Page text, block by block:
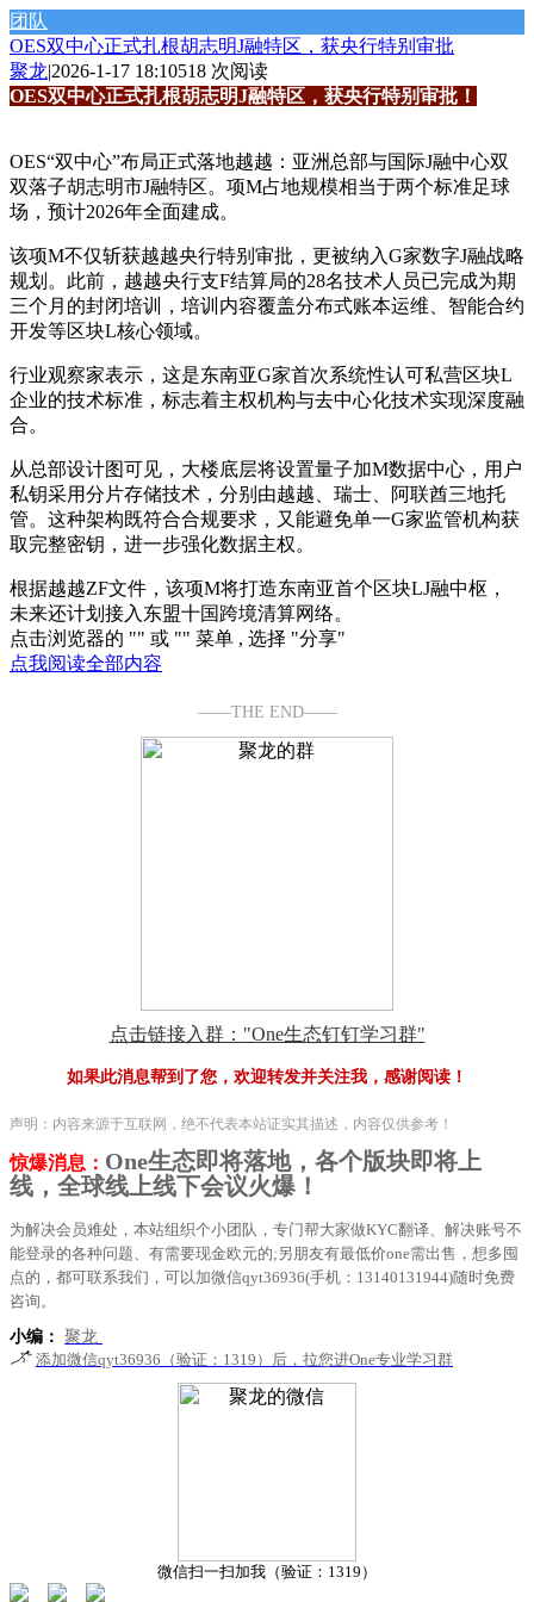
团队
OES双中心正式扎根胡志明J融特区，获央行特别审批
聚龙|2026-1-17 18:10518 次阅读
OES双中心正式扎根胡志明J融特区， 获央行特别审批！
OES“双中心”布局正式落地越越： 亚洲总部与国际J融中心双
双落子胡志明市J融特区。项M占地规模相当于两个标准足球
场， 预计2026年全面建成。
该项M不仅斩获越越央行特别审批 ，更被纳入G家数字J融战略
规划 。此前，越越央行支F结算局的28名技术人员已完成为期
三个月的封闭培训，培训内容覆盖分布式账本运维、智能合约
开发等区块L核心领域。
行业观察家表示 ，这是东南亚G家首次系统性认可私营区块L
企业的技术标准 ，标志着主权机构与去中心化技术实现深度融
合。
从总部设计图可见，大楼底层将设置量子加M数据中心，用户
私钥采用分片存储技术，分别由越越、瑞士、阿联酋三地托
管。这种架构既符合合规要求，又能避免单一G家监管机构获
取完整密钥，进一步强化数据主权。
根据越越ZF文件，该项M将打造东南亚首个区块LJ融中枢 ，
未来还计划接入东盟十国跨境清算网络。
点击浏览器的 "" 或 "" 菜单 , 选择 "分享"
点我阅读全部内容
——THE END——
点击链接入群："One生态钉钉学习群"
如果此消息帮到了您，欢迎转发并关注我，感谢阅读！
声明：内容来源于互联网，绝不代表本站证实其描述，内容仅供参考！
惊爆消息： One生态即将落地，各个版块即将上
线，全球线上线下会议火爆！
为解决会员难处，本站组织个小团队，专门帮大家做KYC翻译、解决账号不
能登录的各种问题、有需要现金欧元的;另朋友有最低价one需出售，想多囤
点的，都可联系我们，可以加微信qyt36936(手机：13140131944)随时免费
咨询。
小编： 聚龙
添加微信qyt36936（验证：1319）后，拉您进One专业学习群
微信扫一扫加我（验证：1319）